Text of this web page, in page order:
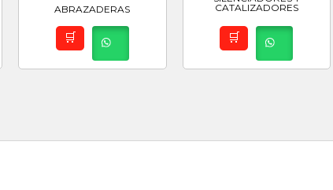
ABRAZADERAS
CATALIZADORES